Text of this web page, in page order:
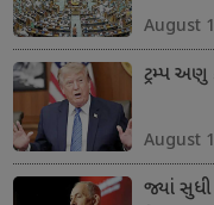
August
ટ્રમ્પ અણુ
August
જ્યાં